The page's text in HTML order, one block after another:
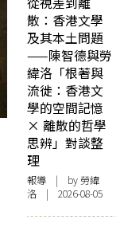
散：香港文學
及其本土問題
——陳智德與勞
緯洛「根著與
流徙：香港文
學的空間記憶
× 離散的哲學
思辨」對談整
理
報導 | by 勞緯
洛 | 2026-08-05